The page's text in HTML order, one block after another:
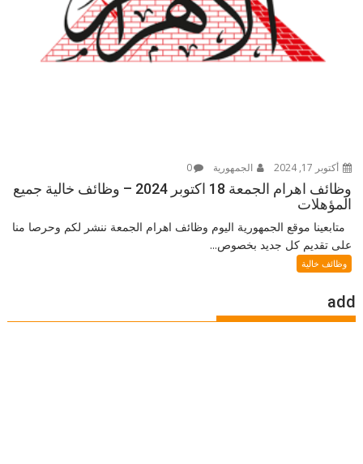
أكتوبر 17, 2024 الجمهورية 0
وظائف اهرام الجمعة 18 اكتوبر 2024 – وظائف خالية جميع
المؤهلات
متابعينا موقع الجمهورية اليوم وظائف اهرام الجمعة ننشر لكم وحرصا منا
على تقديم كل جديد بخصوص...
وظائف خالية
add